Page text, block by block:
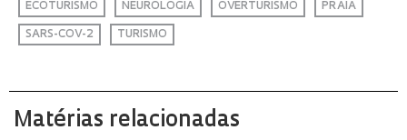
ECOTURISMO NEUROLOGIA OVERTURISMO PRAIA
SARS-COV-2 TURISMO